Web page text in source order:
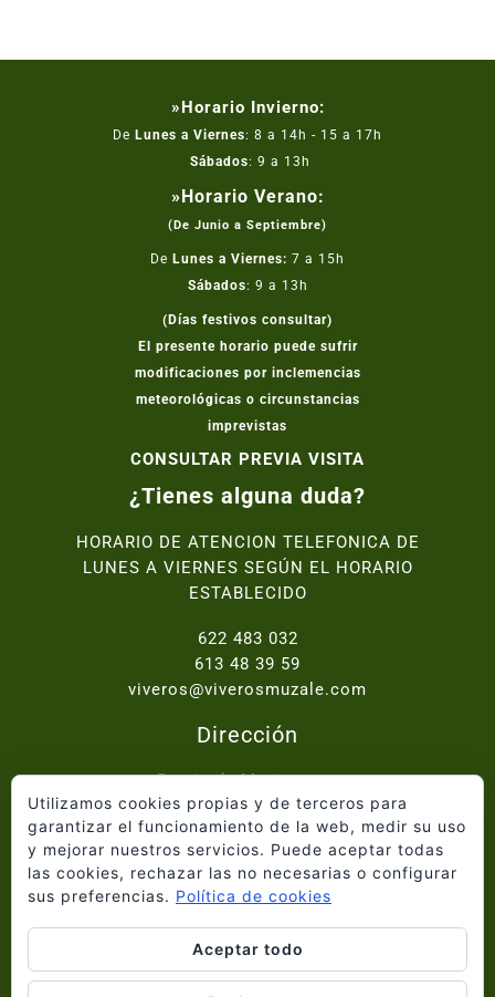
»Horario Invierno:
De Lunes a Viernes: 8 a 14h - 15 a 17h
Sábados: 9 a 13h
»Horario Verano:
(De Junio a Septiembre)
De Lunes a Viernes: 7 a 15h
Sábados: 9 a 13h
(Días festivos consultar)
El presente horario puede sufrir
modificaciones por inclemencias
meteorológicas o circunstancias
imprevistas
CONSULTAR PREVIA VISITA
¿Tienes alguna duda?
HORARIO DE ATENCION TELEFONICA DE
LUNES A VIERNES SEGÚN EL HORARIO
ESTABLECIDO
622 483 032
613 48 39 59
viveros@viverosmuzale.com
Dirección
Paraje de Macitavera,
Ctra. Abanilla - Fortuna km.2, 30640 Abanilla
Inicio
Quiénes somos
Catálogo
Proyectos
Blog
Información Legal
Utilizamos cookies propias y de terceros para
garantizar el funcionamiento de la web, medir su uso
y mejorar nuestros servicios. Puede aceptar todas
las cookies, rechazar las no necesarias o configurar
sus preferencias. Política de cookies
Aceptar todo